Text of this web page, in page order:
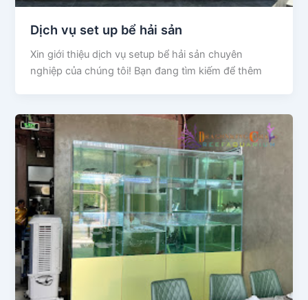
Dịch vụ set up bể hải sản
Xin giới thiệu dịch vụ setup bể hải sản chuyên
nghiệp của chúng tôi! Bạn đang tìm kiếm để thêm